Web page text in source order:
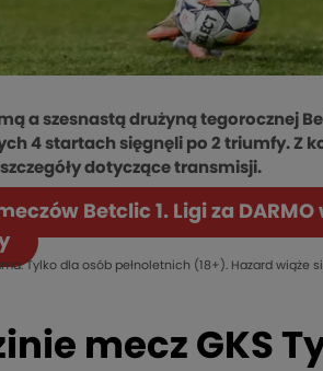
a szesnastą drużyną tegorocznej
4 startach sięgnęli po 2 triumfy. Z
dotyczące transmisji.
Betclic 1. Ligi za DARMO
Tylko dla osób pełnoletnich (18+). Hazard wiąże
mecz GKS